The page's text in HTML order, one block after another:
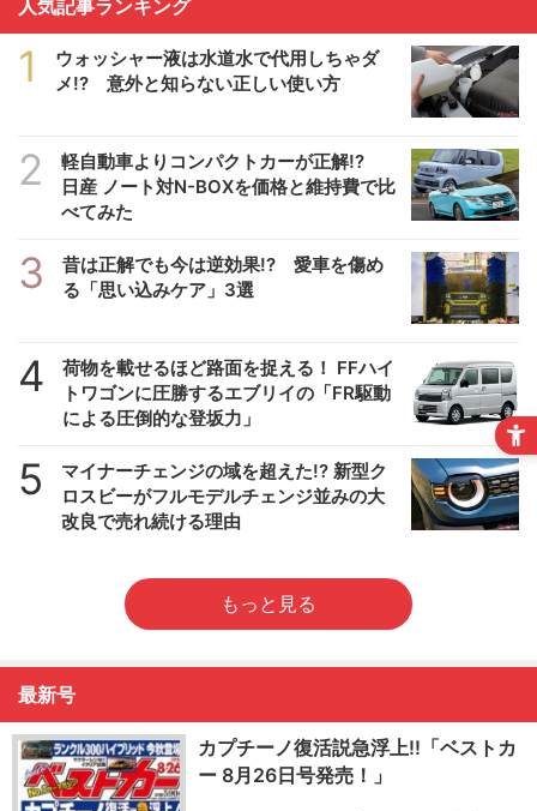
人気記事ランキング
1
ウォッシャー液は水道水で代用しちゃダ
メ!? 意外と知らない正しい使い方
2
軽自動車よりコンパクトカーが正解!?
日産 ノート対N-BOXを価格と維持費で比
べてみた
3
昔は正解でも今は逆効果!? 愛車を傷め
る「思い込みケア」3選
4
荷物を載せるほど路面を捉える！ FFハイ
トワゴンに圧勝するエブリイの「FR駆動
による圧倒的な登坂力」
5
マイナーチェンジの域を超えた!? 新型ク
ロスビーがフルモデルチェンジ並みの大
改良で売れ続ける理由
もっと見る
最新号
カプチーノ復活説急浮上!!「ベストカ
ー 8月26日号発売！」